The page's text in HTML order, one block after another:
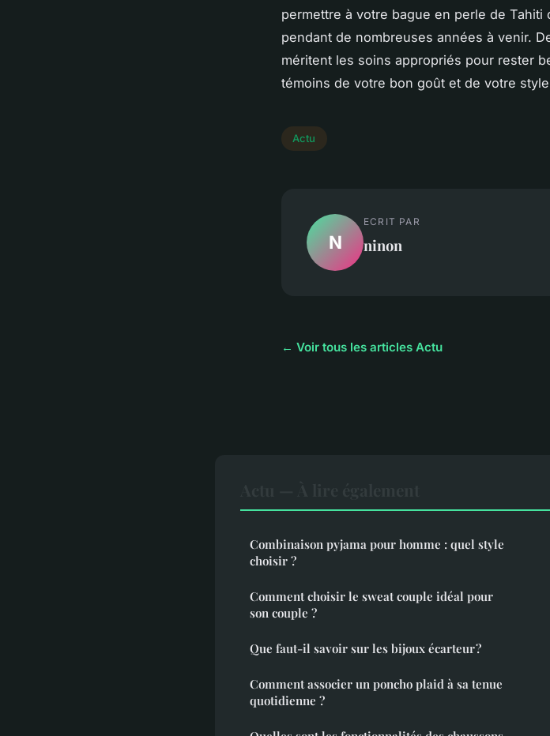
permettre à votre bague en perle de
pendant de nombreuses années à venir.
méritent les soins appropriés pour rester
témoins de votre bon goût et de votre
Actu
N
ECRIT PAR
ninon
← Voir tous les articles Actu
Combinaison pyjama pour homme : quel style
choisir ?
Comment choisir le sweat couple idéal pour
son couple ?
Que faut-il savoir sur les bijoux écarteur ?
Comment associer un poncho plaid à sa tenue
quotidienne ?